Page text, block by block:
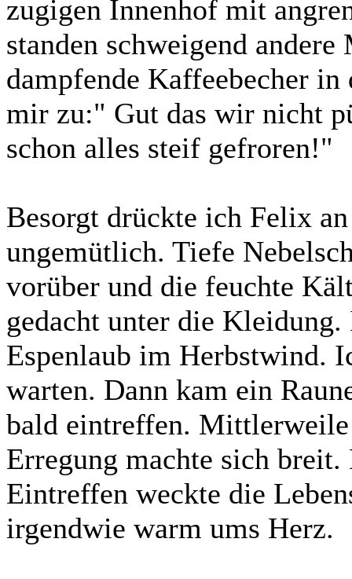
zugigen Innenhof mit
standen schweigend
dampfende Kaffeebecher
mir zu:" Gut das wir nicht
schon alles steif gefroren!"
Besorgt drückte ich Felix
ungemütlich. Tiefe
vorüber und die feuchte
gedacht unter die
Espenlaub im Herbstwind.
warten. Dann kam ein
bald eintreffen.
Erregung machte sich
Eintreffen weckte die
irgendwie warm ums Herz.